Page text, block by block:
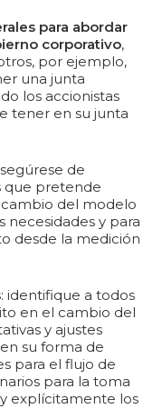
para abordar
corporativo,
por ejemplo,
una junta
los accionistas
tener en su junta
de
que pretende
del modelo
necesidades y para
desde la medición
: identifique a todos
en el cambio del
y ajustes
su forma de
para el flujo de
para la toma
explícitamente los